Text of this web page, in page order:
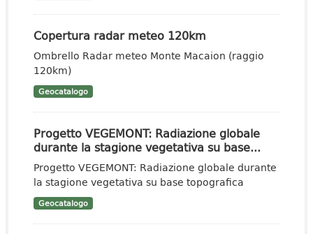
Copertura radar meteo 120km
Ombrello Radar meteo Monte Macaion (raggio
120km)
Geocatalogo
Progetto VEGEMONT: Radiazione globale
durante la stagione vegetativa su base...
Progetto VEGEMONT: Radiazione globale durante
la stagione vegetativa su base topografica
Geocatalogo